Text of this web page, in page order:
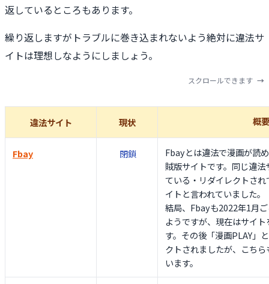
返しているところもあります。
繰り返しますがトラブルに巻き込まれないよう絶対に違法サ
イトは理想しなようにしましょう。
スクロールできます
違法サイト 現状 概要
Fbay 閉鎖
Fbayとは違法で漫画が読
賊版サイトです。同じ違
ている・リダイレクトさ
イトと言われていました。
結局、Fbayも2022年1月
ようですが、現在はサイ
す。その後「漫画PLAY」
クトされましたが、こち
います。